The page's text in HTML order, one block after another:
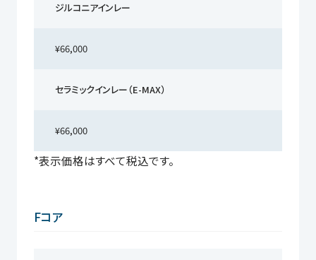
ジルコニアインレー
¥66,000
セラミックインレー（E-MAX）
¥66,000
*表示価格はすべて税込です。
Fコア